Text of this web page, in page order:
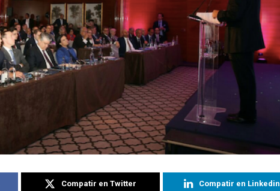
Compatir en Twitter Compatir en Linkedin